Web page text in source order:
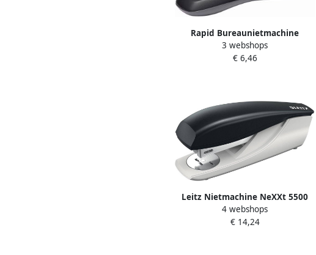
Rapid Bureaunietmachine
Fashion half-strip F16 20 vel
zwart
3 webshops
€ 6,46
Leitz Nietmachine NeXXt 5500
30vel 24 6 zwart
4 webshops
€ 14,24